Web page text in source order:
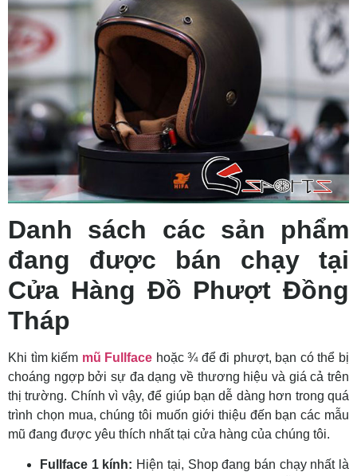
Danh sách các sản phẩm
đang được bán chạy tại
Cửa Hàng Đồ Phượt Đồng
Tháp
Khi tìm kiếm mũ Fullface hoặc ¾ để đi phượt, bạn có thể bị
choáng ngợp bởi sự đa dạng về thương hiệu và giá cả trên
thị trường. Chính vì vậy, để giúp bạn dễ dàng hơn trong quá
trình chọn mua, chúng tôi muốn giới thiệu đến bạn các mẫu
mũ đang được yêu thích nhất tại cửa hàng của chúng tôi.
Fullface 1 kính: Hiện tại, Shop đang bán chạy nhất là